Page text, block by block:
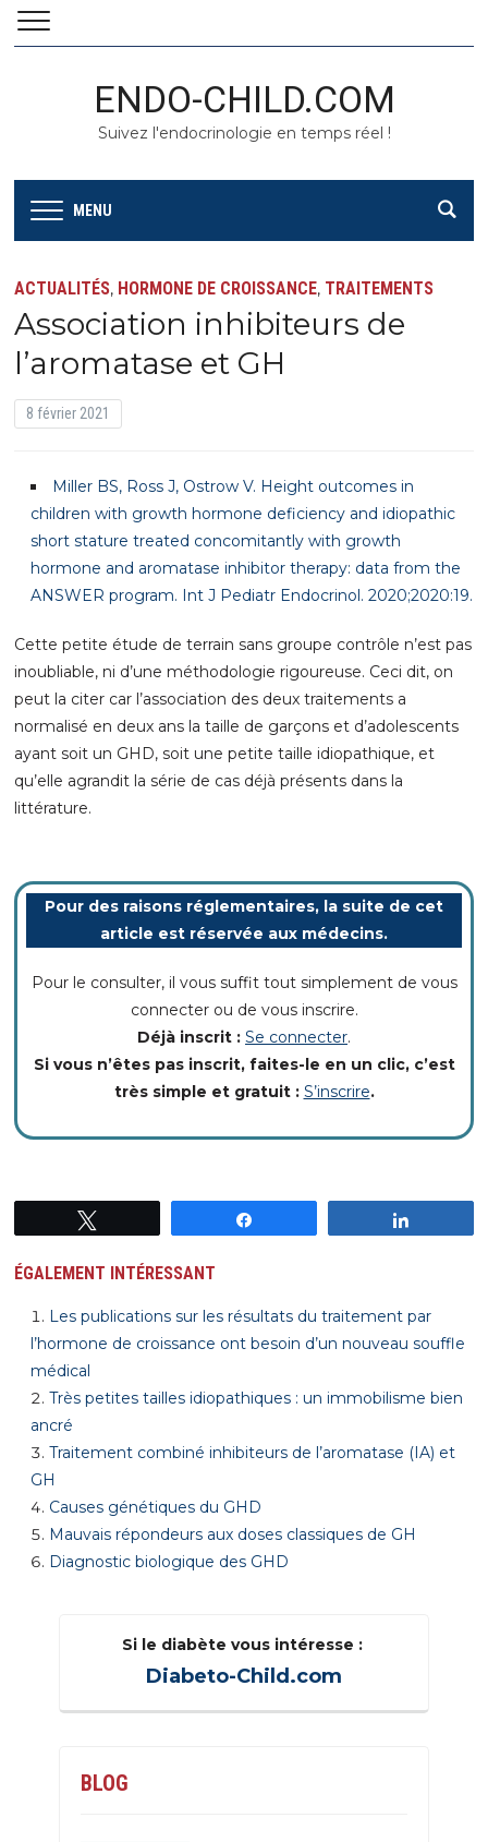
ENDO-CHILD.COM
Suivez l'endocrinologie en temps réel !
MENU
ACTUALITÉS, HORMONE DE CROISSANCE, TRAITEMENTS
Association inhibiteurs de
l’aromatase et GH
8 février 2021
Miller BS, Ross J, Ostrow V. Height outcomes in
children with growth hormone deficiency and idiopathic
short stature treated concomitantly with growth
hormone and aromatase inhibitor therapy: data from the
ANSWER program. Int J Pediatr Endocrinol. 2020;2020:19.
Cette petite étude de terrain sans groupe contrôle n’est pas
inoubliable, ni d’une méthodologie rigoureuse. Ceci dit, on
peut la citer car l’association des deux traitements a
normalisé en deux ans la taille de garçons et d’adolescents
ayant soit un GHD, soit une petite taille idiopathique, et
qu’elle agrandit la série de cas déjà présents dans la
littérature.
Pour des raisons réglementaires, la suite de cet
article est réservée aux médecins.
Pour le consulter, il vous suffit tout simplement de vous
connecter ou de vous inscrire.
Déjà inscrit : Se connecter.
Si vous n’êtes pas inscrit, faites-le en un clic, c’est
très simple et gratuit : S’inscrire.
ÉGALEMENT INTÉRESSANT
Les publications sur les résultats du traitement par
l’hormone de croissance ont besoin d’un nouveau souffle
médical
Très petites tailles idiopathiques : un immobilisme bien
ancré
Traitement combiné inhibiteurs de l’aromatase (IA) et
GH
Causes génétiques du GHD
Mauvais répondeurs aux doses classiques de GH
Diagnostic biologique des GHD
Si le diabète vous intéresse :
Diabeto-Child.com
BLOG